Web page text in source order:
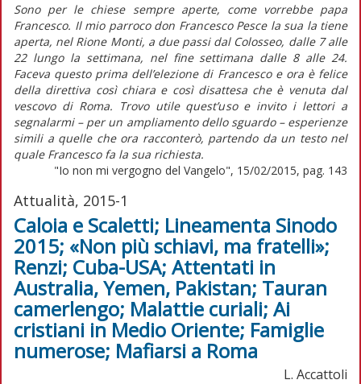
Sono per le chiese sempre aperte, come vorrebbe papa
Francesco. Il mio parroco don Francesco Pesce la sua la tiene
aperta, nel Rione Monti, a due passi dal Colosseo, dalle 7 alle
22 lungo la settimana, nel fine settimana dalle 8 alle 24.
Faceva questo prima dell’elezione di Francesco e ora è felice
della direttiva così chiara e così disattesa che è venuta dal
vescovo di Roma. Trovo utile quest’uso e invito i lettori a
segnalarmi – per un ampliamento dello sguardo – esperienze
simili a quelle che ora racconterò, partendo da un testo nel
quale Francesco fa la sua richiesta.
"Io non mi vergogno del Vangelo", 15/02/2015, pag. 143
Attualità, 2015-1
Caloia e Scaletti; Lineamenta Sinodo
2015; «Non più schiavi, ma fratelli»;
Renzi; Cuba-USA; Attentati in
Australia, Yemen, Pakistan; Tauran
camerlengo; Malattie curiali; Ai
cristiani in Medio Oriente; Famiglie
numerose; Mafiarsi a Roma
L. Accattoli